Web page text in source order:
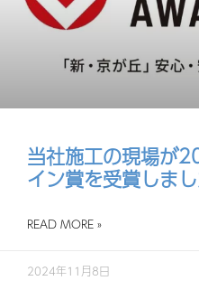
当社施工の現場が
イン賞を受賞しま
READ MORE »
2024年11月8日